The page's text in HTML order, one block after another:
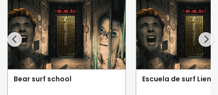
Bear surf school Escuela de surf